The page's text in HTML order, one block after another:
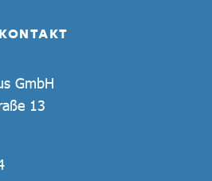
KONTAKT
GmbH
13